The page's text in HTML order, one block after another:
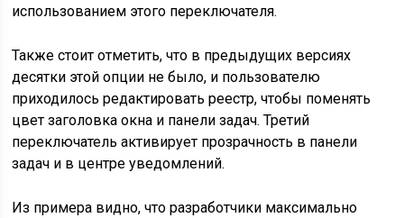
использованием этого переключателя.
Также стоит отметить, что в предыдущих версиях
десятки этой опции не было, и пользователю
приходилось редактировать реестр, чтобы поменять
цвет заголовка окна и панели задач. Третий
переключатель активирует прозрачность в панели
задач и в центре уведомлений.
Из примера видно, что разработчики максимально